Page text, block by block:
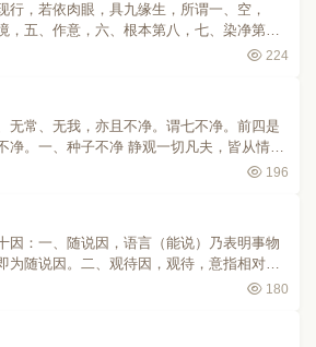
行，若依肉眼，具九缘生，所谓一、空，
，五、作意，六、根本第八，七、染净第
能生种子。若依天眼，唯除明空。二、耳识
生种子。五、第七八识以四..
224
无常、无我，亦且不净。谓七不净。前四是
净。一、种子不净 静观一切凡夫，皆从情欲
生不净 本精血和合，是受生不净。三、居处
、初生不净 十..
196
因：一、随说因，语言（能说）乃表明事物
为随说因。二、观待因，观待，意指相对
而言，能引起其一定之要求或受用之条件，
引因，种子为能于遥远..
180